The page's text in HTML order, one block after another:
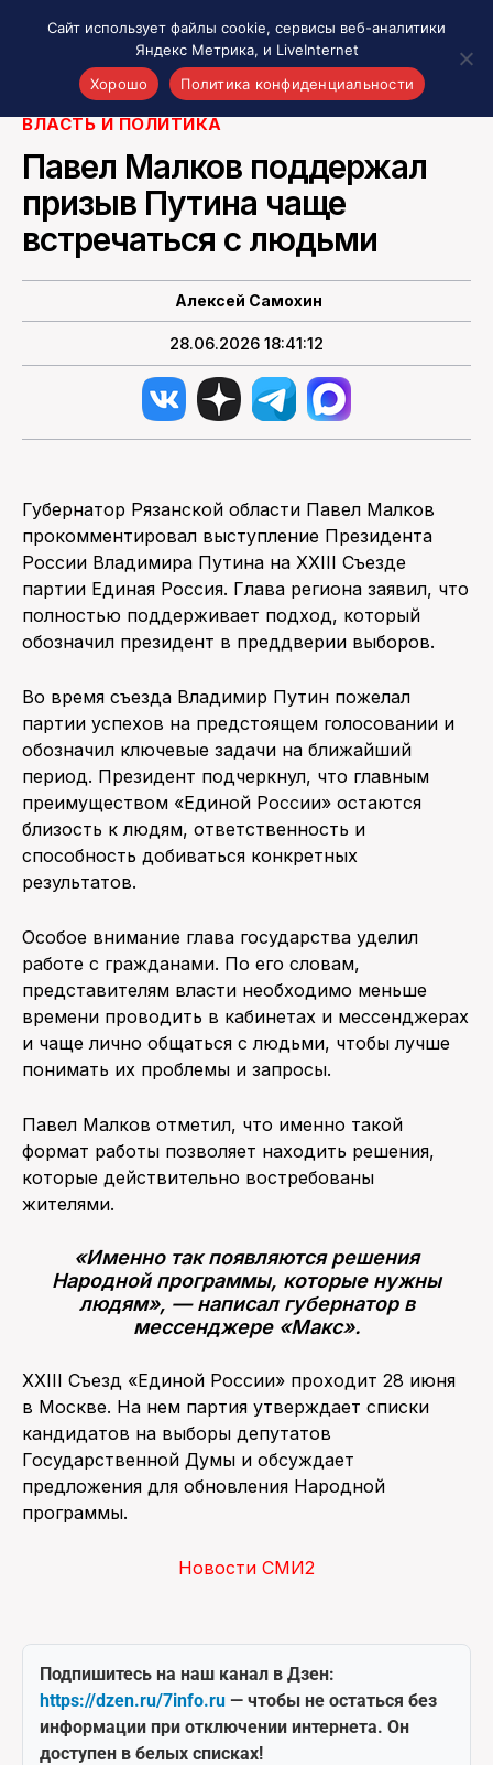
Материалы о Рязани и области
Проекты 7 инфо
Здоровье
Интересное
Новости кино и ТВ
Новости России
Новости мира
Все материалы 7инфо
ПОИСК ПО САЙТУ
Фото: max.ru/pv_malkov
ВЛАСТЬ И ПОЛИТИКА
Павел Малков поддержал
призыв Путина чаще
встречаться с людьми
Алексей Самохин
28.06.2026 18:41:12
Губернатор Рязанской области Павел Малков
прокомментировал выступление Президента
России Владимира Путина на XXIII Съезде
партии Единая Россия. Глава региона заявил, что
полностью поддерживает подход, который
обозначил президент в преддверии выборов.
Во время съезда Владимир Путин пожелал
партии успехов на предстоящем голосовании и
обозначил ключевые задачи на ближайший
период. Президент подчеркнул, что главным
преимуществом «Единой России» остаются
близость к людям, ответственность и
способность добиваться конкретных
результатов.
Особое внимание глава государства уделил
работе с гражданами. По его словам,
представителям власти необходимо меньше
времени проводить в кабинетах и мессенджерах
и чаще лично общаться с людьми, чтобы лучше
понимать их проблемы и запросы.
Павел Малков отметил, что именно такой
формат работы позволяет находить решения,
которые действительно востребованы
жителями.
«Именно так появляются решения
Народной программы, которые нужны
людям», — написал губернатор в
мессенджере «Макс».
XXIII Съезд «Единой России» проходит 28 июня
в Москве. На нем партия утверждает списки
кандидатов на выборы депутатов
Государственной Думы и обсуждает
предложения для обновления Народной
программы.
Новости СМИ2
Подпишитесь на наш канал в Дзен:
https://dzen.ru/7info.ru — чтобы не остаться без
информации при отключении интернета. Он
доступен в белых списках!
Сайт использует файлы cookie, сервисы веб-аналитики
Яндекс Метрика, и LiveInternet
Хорошо
Политика конфиденциальности